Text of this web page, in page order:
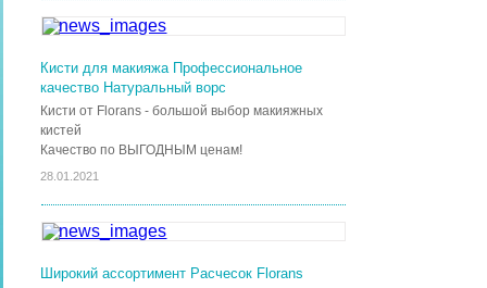
Кисти для макияжа Профессиональное
качество Натуральный ворс
Кисти от Florans - большой выбор макияжных
кистей
Качество по ВЫГОДНЫМ ценам!
28.01.2021
Широкий ассортимент Расчесок Florans